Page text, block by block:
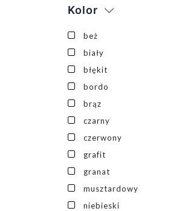
Kolor
beż
biały
błękit
bordo
brąz
czarny
czerwony
grafit
granat
musztardowy
niebieski